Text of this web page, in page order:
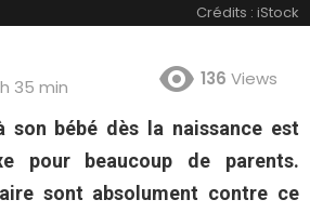
Crédits : iStock
35 min
136 Views
son bébé dès la naissance est
pour beaucoup de parents.
sont absolument contre ce